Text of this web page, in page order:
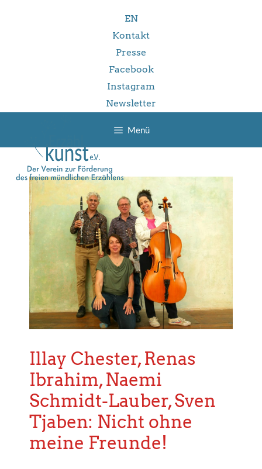
EN
Kontakt
Presse
Facebook
Instagram
Newsletter
Menü
Illay Chester, Renas
Ibrahim, Naemi
Schmidt-Lauber, Sven
Tjaben: Nicht ohne
meine Freunde!